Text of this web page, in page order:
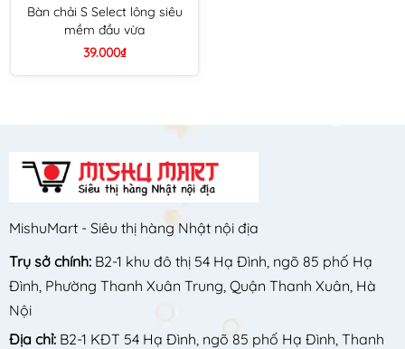
Bàn chải S Select lông siêu
mềm đầu vừa
39.000₫
MishuMart - Siêu thị hàng Nhật nội địa
Trụ sở chính: B2-1 khu đô thị 54 Hạ Đình, ngõ 85 phố Hạ
Đình, Phường Thanh Xuân Trung, Quận Thanh Xuân, Hà
Nội
Địa chỉ: B2-1 KĐT 54 Hạ Đình, ngõ 85 phố Hạ Đình, Thanh